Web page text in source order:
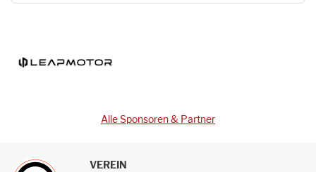
Alle Sponsoren & Partner
VEREIN